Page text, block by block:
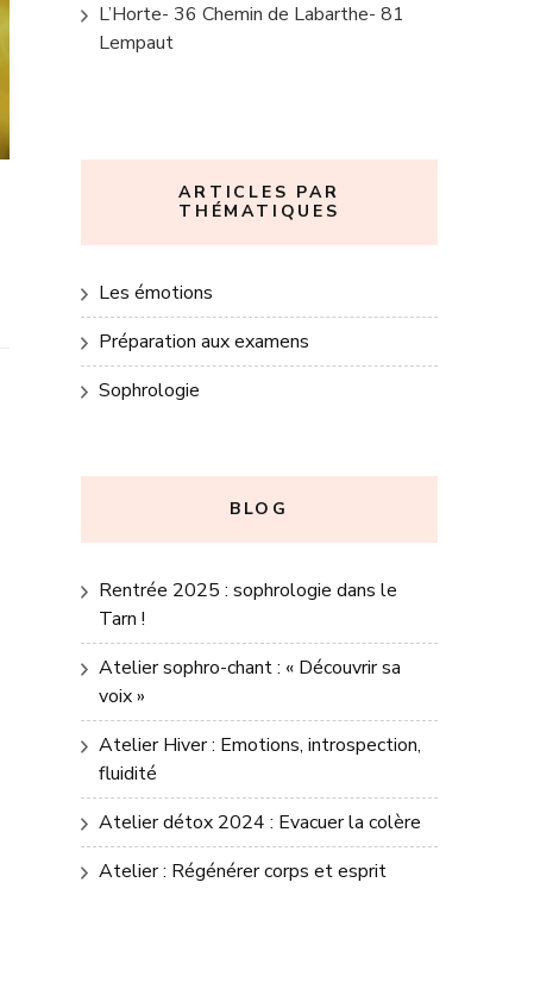
L’Horte- 36 Chemin de Labarthe- 81
Lempaut
ARTICLES PAR
THÉMATIQUES
Les émotions
Préparation aux examens
Sophrologie
BLOG
Rentrée 2025 : sophrologie dans le
Tarn !
Atelier sophro-chant : « Découvrir sa
voix »
Atelier Hiver : Emotions, introspection,
fluidité
Atelier détox 2024 : Evacuer la colère
Atelier : Régénérer corps et esprit